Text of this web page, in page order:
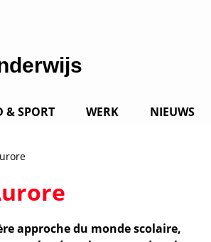
& SPORT WERK NIEUWS
approche du monde scolaire,